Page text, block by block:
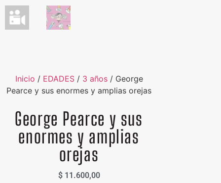
Inicio / EDADES/ 3 años/ George
Pearce y sus enormes y amplias orejas
George Pearce y sus
enormes y amplias
orejas
$11.600,00